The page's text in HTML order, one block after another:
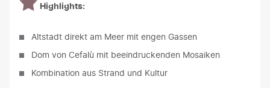
Highlights:
Altstadt direkt am Meer mit engen Gassen
Dom von Cefalù mit beeindruckenden Mosaiken
Kombination aus Strand und Kultur